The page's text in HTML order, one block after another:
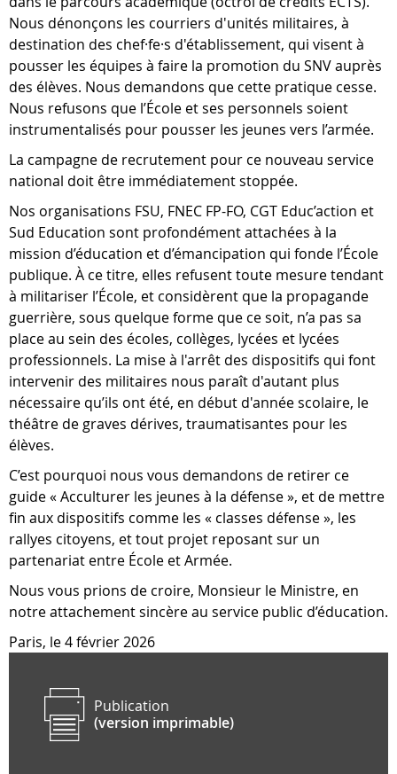
Nous dénonçons les courriers d'unités militaires, à
destination des chef·fe·s d'établissement, qui visent à
pousser les équipes à faire la promotion du SNV auprès
des élèves. Nous demandons que cette pratique cesse.
Nous refusons que l’École et ses personnels soient
instrumentalisés pour pousser les jeunes vers l’armée.
La campagne de recrutement pour ce nouveau service
national doit être immédiatement stoppée.
Nos organisations FSU, FNEC FP-FO, CGT Educ’action et
Sud Education sont profondément attachées à la
mission d’éducation et d’émancipation qui fonde l’École
publique. À ce titre, elles refusent toute mesure tendant
à militariser l’École, et considèrent que la propagande
guerrière, sous quelque forme que ce soit, n’a pas sa
place au sein des écoles, collèges, lycées et lycées
professionnels. La mise à l'arrêt des dispositifs qui font
intervenir des militaires nous paraît d'autant plus
nécessaire qu’ils ont été, en début d'année scolaire, le
théâtre de graves dérives, traumatisantes pour les
élèves.
C’est pourquoi nous vous demandons de retirer ce
guide « Acculturer les jeunes à la défense », et de mettre
fin aux dispositifs comme les « classes défense », les
rallyes citoyens, et tout projet reposant sur un
partenariat entre École et Armée.
Nous vous prions de croire, Monsieur le Ministre, en
notre attachement sincère au service public d’éducation.
Paris, le 4 février 2026
Publication
(version imprimable)